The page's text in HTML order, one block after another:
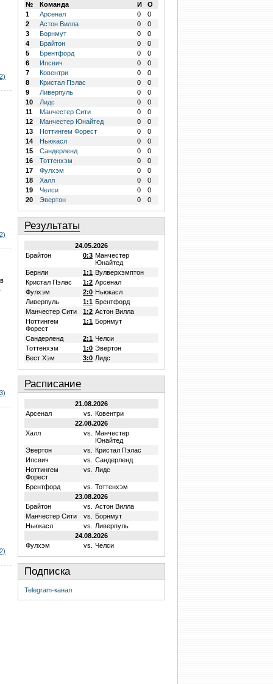
№ Команда И
О
1
Арсенал 0
0
2
Астон Вилла 0
0
3
Борнмут 0
0
4
Брайтон 0
0
5
Брентфорд 0
0
6
Ипсвич 0
0
7
Ковентри 0
0
8
Кристал Пэлас 0
0
9
Ливерпуль 0
0
10
Лидс 0
0
11
Манчестер Сити 0
0
12
Манчестер Юнайтед 0
0
13
Ноттингем Форест 0
0
14
Ньюкасл 0
0
15
Сандерленд 0
0
16
Тоттенхэм 0
0
17
Фулхэм 0
0
18
Халл 0
0
19
Челси 0
0
20
Эвертон 0 0
Результаты
24.05.2026
Брайтон
0:3 Манчестер
Юнайтед
Бернли
1:1 Вулверхэмптон
Кристал Пэлас
1:2 Арсенал
Фулхэм
2:0 Ньюкасл
Ливерпуль
1:1 Брентфорд
Манчестер Сити
1:2 Астон Вилла
Ноттингем
Форест
1:1 Борнмут
Сандерленд 2:1 Челси
Тоттенхэм
1:0 Эвертон
Вест Хэм
3:0 Лидс
Расписание
21.08.2026
Арсенал
vs.
Ковентри
22.08.2026
Халл
vs.
Манчестер
Юнайтед
Эвертон
vs.
Кристал Пэлас
Ипсвич
vs.
Сандерленд
Ноттингем
Форест
vs. Лидс
Брентфорд vs.
Тоттенхэм
23.08.2026
Брайтон
vs.
Астон Вилла
Манчестер Сити
vs.
Борнмут
Ньюкасл
vs.
Ливерпуль
24.08.2026
Фулхэм
vs. Челси
Подписка
Telegram-канал